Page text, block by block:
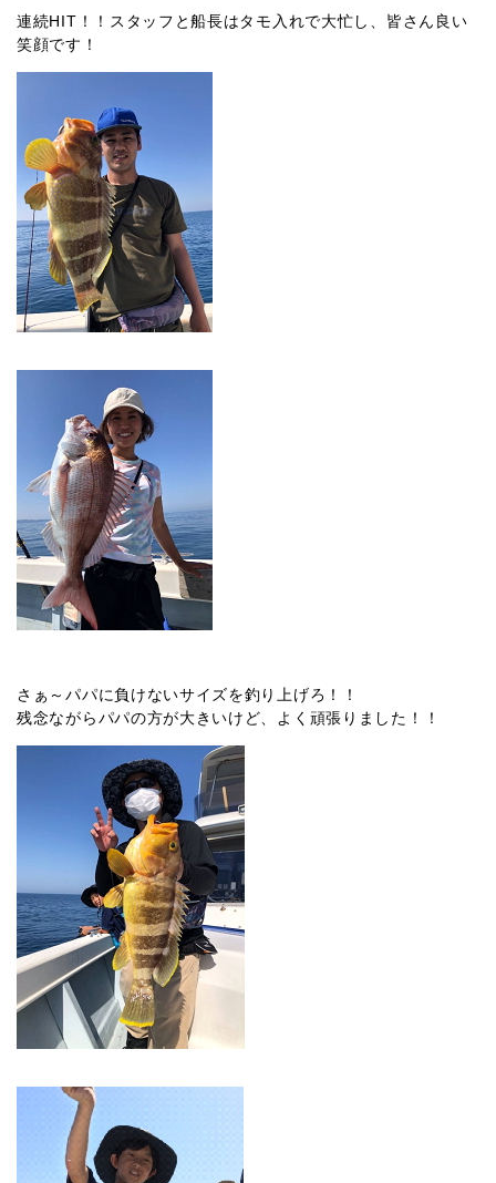
連続HIT！！スタッフと船長はタモ入れで大忙し、皆さん良い
笑顔です！
さぁ～パパに負けないサイズを釣り上げろ！！
残念ながらパパの方が大きいけど、よく頑張りました！！